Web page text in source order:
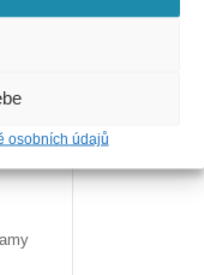
osobních údajů